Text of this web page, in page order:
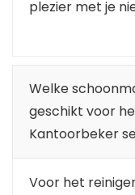
plezier met je
Welke
geschikt voor
Kantoorbeker
Voor het